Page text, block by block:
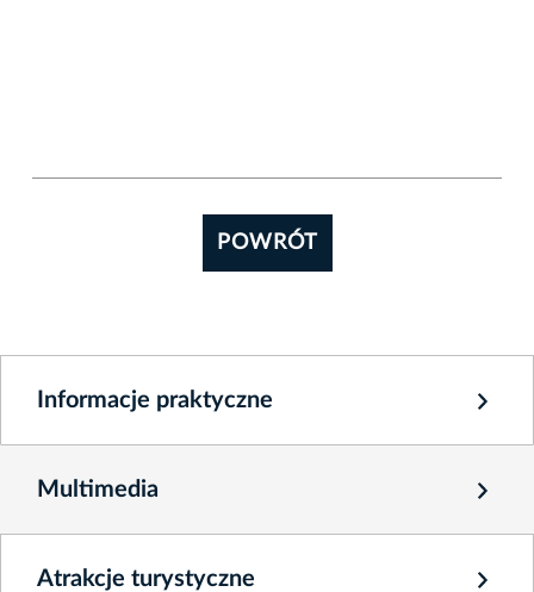
POWRÓT
Informacje praktyczne
Multimedia
Atrakcje turystyczne